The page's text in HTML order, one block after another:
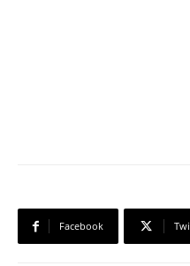
Facebook